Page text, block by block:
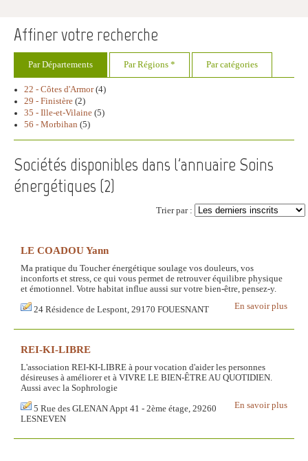
Affiner votre recherche
Par Départements Par Régions * Par catégories
22 - Côtes d'Armor(4)
29 - Finistère (2)
35 - Ille-et-Vilaine (5)
56 - Morbihan (5)
Sociétés disponibles dans l'annuaire Soins
énergétiques (2)
Trier par :
LE COADOU Yann
Ma pratique du Toucher énergétique soulage vos douleurs, vos
inconforts et stress, ce qui vous permet de retrouver équilibre physique
et émotionnel. Votre habitat influe aussi sur votre bien-être, pensez-y.
En savoir plus
24 Résidence de Lespont, 29170 FOUESNANT
REI-KI-LIBRE
L'association REI-KI-LIBRE à pour vocation d'aider les personnes
désireuses à améliorer et à VIVRE LE BIEN-ÊTRE AU QUOTIDIEN.
Aussi avec la Sophrologie
En savoir plus
5 Rue des GLENAN Appt 41 - 2ème étage, 29260
LESNEVEN